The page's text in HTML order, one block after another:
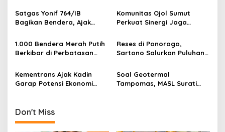
a
i
n
Muda Visioner untuk Abad
Kedua NU
Satgas Yonif 764/IB
Bagikan Bendera, Ajak
HUT RI
Komunitas Ojol Sumut
Perkuat Sinergi Jaga
1.000 Bendera Merah Putih
Berkibar di Perbatasan
Reses di Ponorogo,
Sartono Salurkan Puluhan
Kementrans Ajak Kadin
Garap Potensi Ekonomi
Soal Geotermal
Tampomas, MASL Surati
Don't Miss